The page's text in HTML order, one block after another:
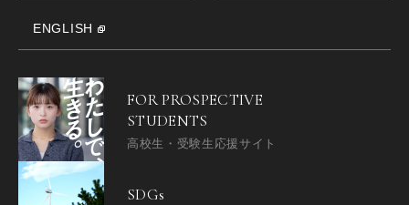
ENGLISH
FOR PROSPECTIVE
STUDENTS
高校生・受験生応援サイト
SDGs